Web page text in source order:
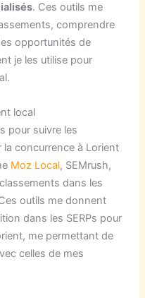
. Ces outils me
comprendre
opportunités de
je les utilise pour
local
pour suivre les
concurrence à Lorient
Moz Local, SEMrush,
dans les
outils me donnent
dans les SERPs pour
me permettant de
celles de mes